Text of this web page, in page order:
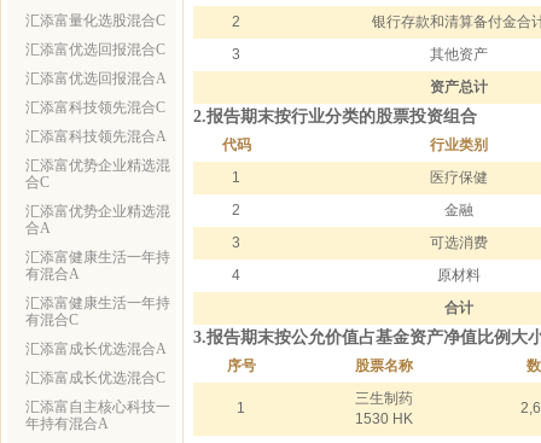
汇添富量化选股混合C
汇添富优选回报混合C
汇添富优选回报混合A
汇添富科技领先混合C
汇添富科技领先混合A
汇添富优势企业精选混
合C
汇添富优势企业精选混
合A
汇添富健康生活一年持
有混合A
汇添富健康生活一年持
有混合C
汇添富成长优选混合A
汇添富成长优选混合C
汇添富自主核心科技一
年持有混合A
2 银行存款和清算备付金合
3 其他资产
资产总计
2.报告期末按行业分类的股票投资组合
代码 行业类别
1 医疗保健
2 金融
3 可选消费
4 原材料
合计
3.报告期末按公允价值占基金资产净值比例大
序号 股票名称
1
三生制药
1530 HK